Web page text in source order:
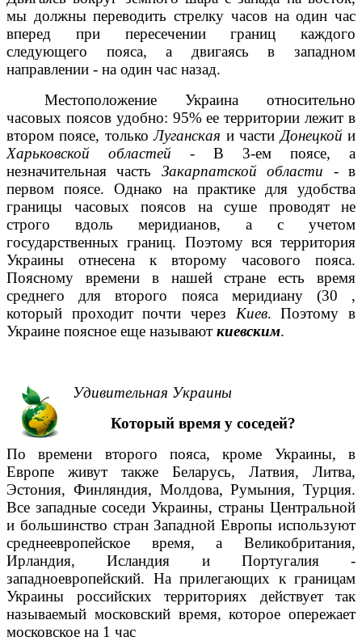
мы должны переводить стрелку часов на один час
вперед при пересечении границ каждого
следующего пояса, а двигаясь в западном
направлении - на один час назад.
Местоположение Украина относительно
часовых поясов удобно: 95% ее территории лежит в
втором поясе, толькоЛуганская и части Донецкойи
Харьковской областей - В 3-ем поясе, а
незначительная часть Закарпатской области - в
первом поясе. Однако на практике для удобства
границы часовых поясов на суше проводят не
строго вдоль меридианов, а с учетом
государственных границ. Поэтому вся территория
Украины отнесена к второму часового пояса.
Поясному времени в нашей стране есть время
среднего для второго пояса меридиану (30 ,
который проходит почти через Киев. Поэтому в
Украине поясное еще называют киевским.
Удивительная Украины
Который время у соседей?
По времени второго пояса, кроме Украины, в
Европе живут также Беларусь, Латвия, Литва,
Эстония, Финляндия, Молдова, Румыния, Турция.
Все западные соседи Украины, страны Центральной
и большинство стран Западной Европы используют
среднеевропейское время, а Великобритания,
Ирландия, Исландия и Португалия -
западноевропейский. На прилегающих к границам
Украины российских территориях действует так
называемый московский время, которое опережает
московское на 1 час